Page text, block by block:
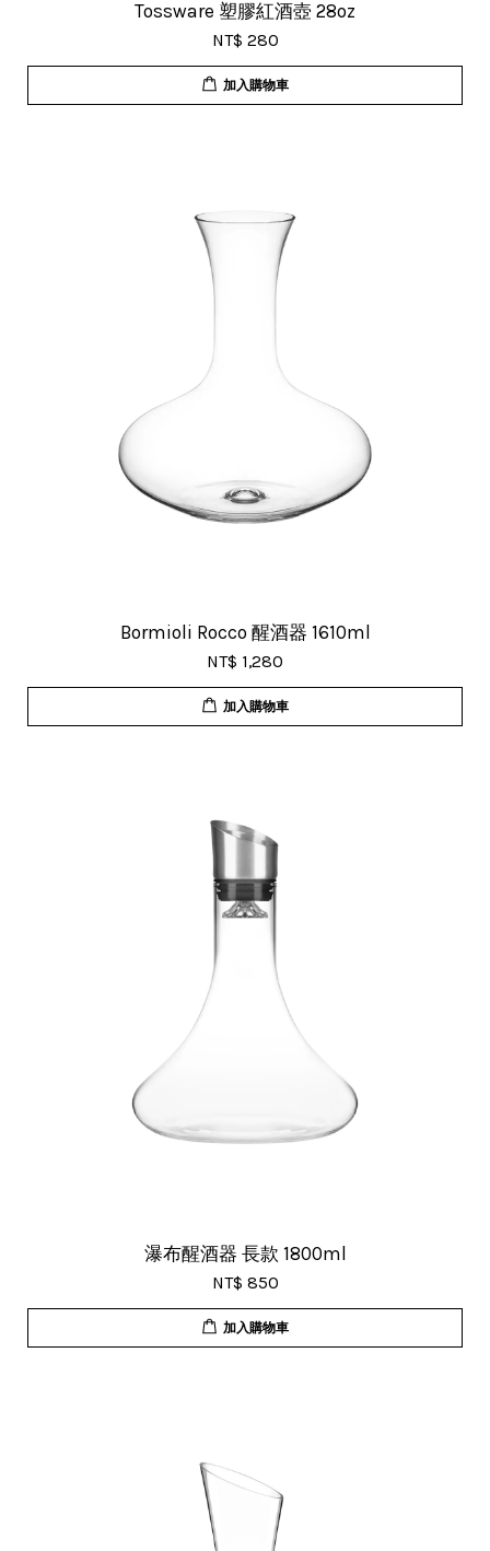
Tossware 塑膠紅酒壺 28oz
NT$ 280
加入購物車
Bormioli Rocco 醒酒器 1610ml
NT$ 1,280
加入購物車
瀑布醒酒器 長款 1800ml
NT$ 850
加入購物車